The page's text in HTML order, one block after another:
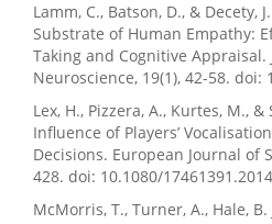
Lamm, C., Batson, D., & Decety,
Substrate of Human Empathy:
Taking and Cognitive Appraisal.
Neuroscience, 19(1), 42-58. doi:
Lex, H., Pizzera, A., Kurtes, M., &
Influence of Players’
Decisions. European Journal of
428. doi: 10.1080/
McMorris, T., Turner, A., Hale, B.